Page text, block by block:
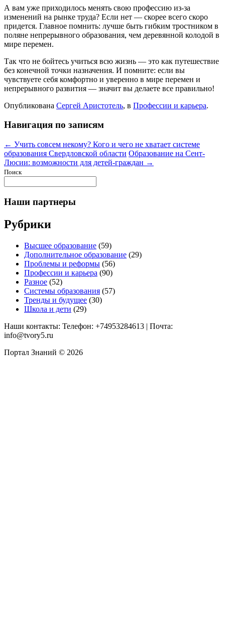
А вам уже приходилось менять свою профессию из-за
изменений на рынке труда? Если нет — скорее всего скоро
придется. Главное помнить: лучше быть гибким тростником в
поляне непрерывного образования, чем деревянной колодой в
мире перемен.
Так что не бойтесь учиться всю жизнь — это как путешествие
без конечной точки назначения. И помните: если вы
чувствуете себя комфортно и уверенно в мире перемен и
непрерывного развития — значит вы делаете все правильно!
Опубликована Сергей Аристотель, в Профессии и карьера.
Навигация по записям
← Учить совсем некому? Кого и чего не хватает системе
образования Свердловской области Образование на Сент-
Люсии: возможности для детей-граждан →
Поиск
Наши партнеры
Рубрики
Высшее образование (59)
Дополнительное образование (29)
Проблемы и реформы (56)
Профессии и карьера (90)
Разное (52)
Системы образования (57)
Тренды и будущее (30)
Школа и дети (29)
Наши контакты: Телефон: +74953284613 | Почта:
info@tvory5.ru
Портал Знаний © 2026